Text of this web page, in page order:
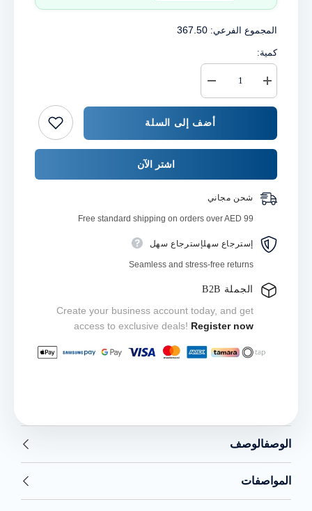
المجموع الفرعي: 367.50
كمية:
كمية
{{
}}
زيادة
كمية
صينية
أضف إلى السلة
اشتر الآن
شحن مجاني
Free standard shipping on orders over AED 99
إسترجاع سهلإسترجاع سهل
Seamless and stress-free returns
الجملة B2B
Create your business account today, and get
access to exclusive deals! Register now
الوصفالوصف
المواصفات